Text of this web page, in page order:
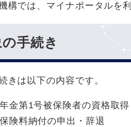
構では、マイナポータルを
手続き
きは以下の内容です。
金第1号被保険者の資格取
険料納付の申出・辞退